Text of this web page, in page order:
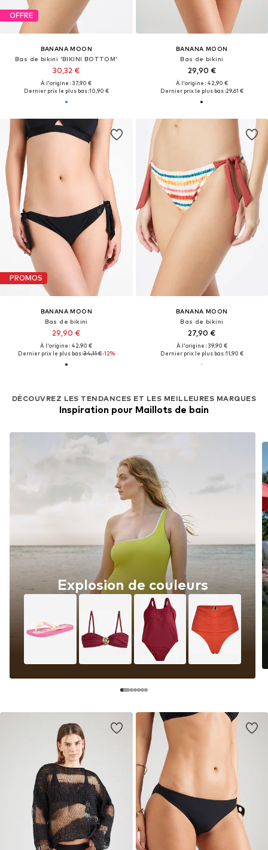
OFFRE
BANANA MOON
Bas de bikini 'BIKINI BOTTOM'
30,32 €
À l'origine : 37,90 €
Dernier prix le plus bas :10,90 €
BANANA MOON
Bas de bikini
29,90 €
À l'origine : 42,90 €
Dernier prix le plus bas :29,61 €
PROMOS
BANANA MOON
Bas de bikini
29,90 €
À l'origine : 42,90 €
Dernier prix le plus bas :34,11 €-12%
DÉCOUVREZ LES TENDANCES ET LES MEILLEURES MARQUES
Inspiration pour Maillots de bain
Explosion de couleurs
BANANA MOON
Bas de bikini
27,90 €
À l'origine : 39,90 €
Dernier prix le plus bas :11,90 €